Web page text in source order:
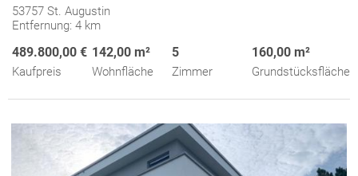
53757 St. Augustin
Entfernung: 4 km
489.800,00 €
Kaufpreis
142,00 m²
Wohnfläche
5
Zimmer
160,00 m²
Grundstücksfläche